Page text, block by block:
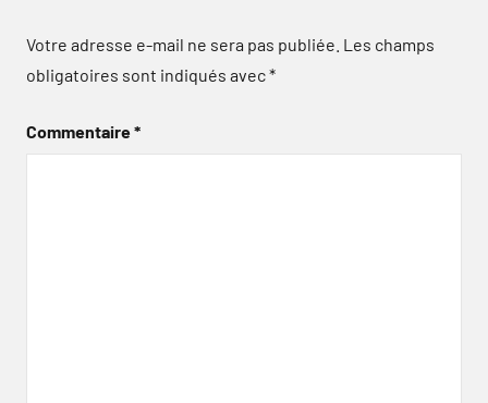
Votre adresse e-mail ne sera pas publiée. Les champs
obligatoires sont indiqués avec*
Commentaire*